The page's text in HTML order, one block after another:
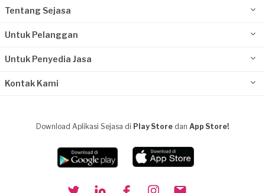
Tentang Sejasa
Untuk Pelanggan
Untuk Penyedia Jasa
Kontak Kami
Download Aplikasi Sejasa di Play Store dan App Store!